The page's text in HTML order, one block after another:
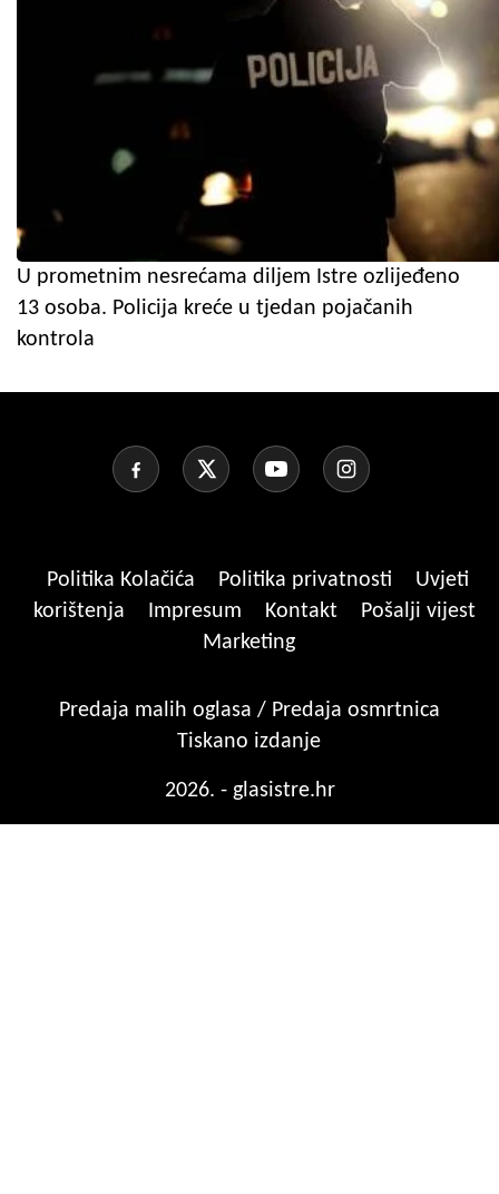
U prometnim nesrećama diljem Istre ozlijeđeno
13 osoba. Policija kreće u tjedan pojačanih
kontrola
Politika Kolačića Politika privatnosti
Uvjeti
korištenja
Impresum Kontakt
Pošalji vijest
Marketing
Predaja malih oglasa / Predaja osmrtnica
Tiskano izdanje
2026. - glasistre.hr